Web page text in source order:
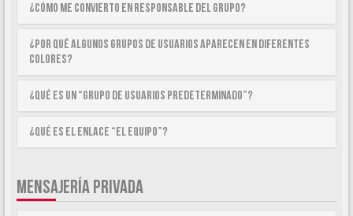
¿Cómo me convierto en Responsable del Grupo?
¿Por qué algunos Grupos de Usuarios aparecen en diferentes
colores?
¿Qué es un “Grupo de Usuarios predeterminado”?
¿Qué es el enlace “El equipo”?
MENSAJERÍA PRIVADA